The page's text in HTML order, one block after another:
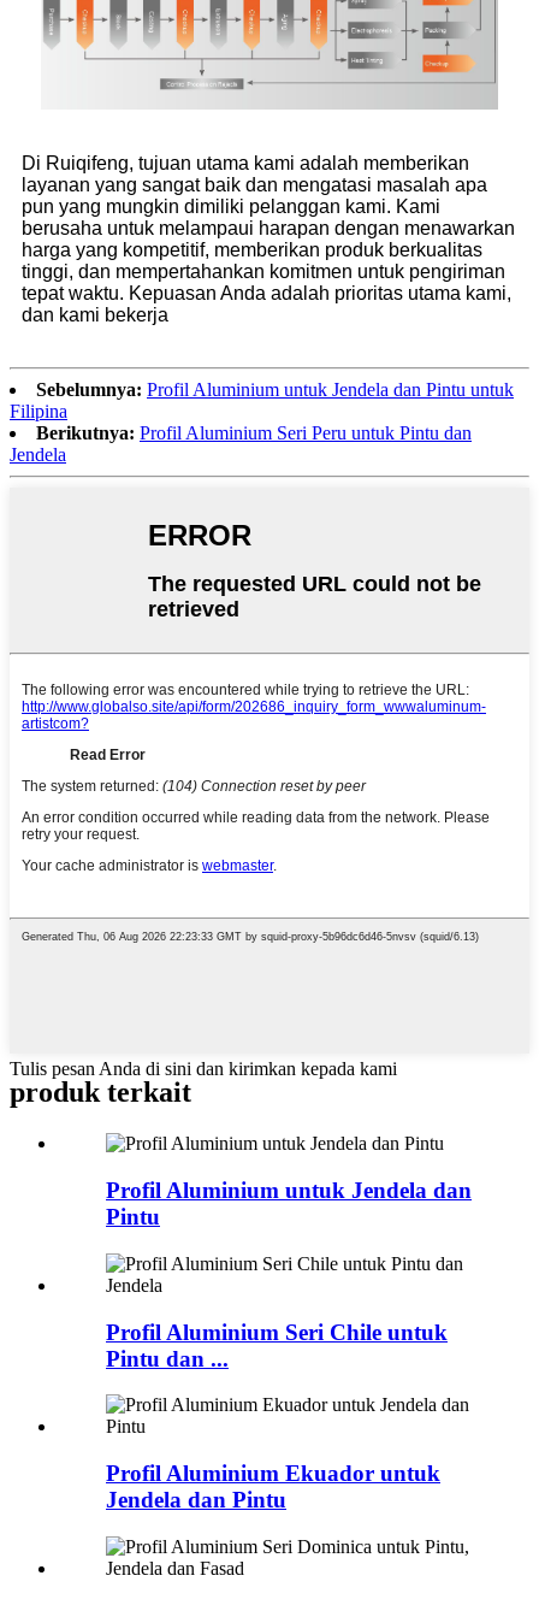
Di Ruiqifeng, tujuan utama kami adalah memberikan
layanan yang sangat baik dan mengatasi masalah apa
pun yang mungkin dimiliki pelanggan kami. Kami
berusaha untuk melampaui harapan dengan menawarkan
harga yang kompetitif, memberikan produk berkualitas
tinggi, dan mempertahankan komitmen untuk pengiriman
tepat waktu. Kepuasan Anda adalah prioritas utama kami,
dan kami bekerja
Sebelumnya: Profil Aluminium untuk Jendela dan Pintu untuk
Filipina
Berikutnya: Profil Aluminium Seri Peru untuk Pintu dan
Jendela
Tulis pesan Anda di sini dan kirimkan kepada kami
produk terkait
Profil Aluminium untuk Jendela dan
Pintu
Profil Aluminium Seri Chile untuk
Pintu dan ...
Profil Aluminium Ekuador untuk
Jendela dan Pintu